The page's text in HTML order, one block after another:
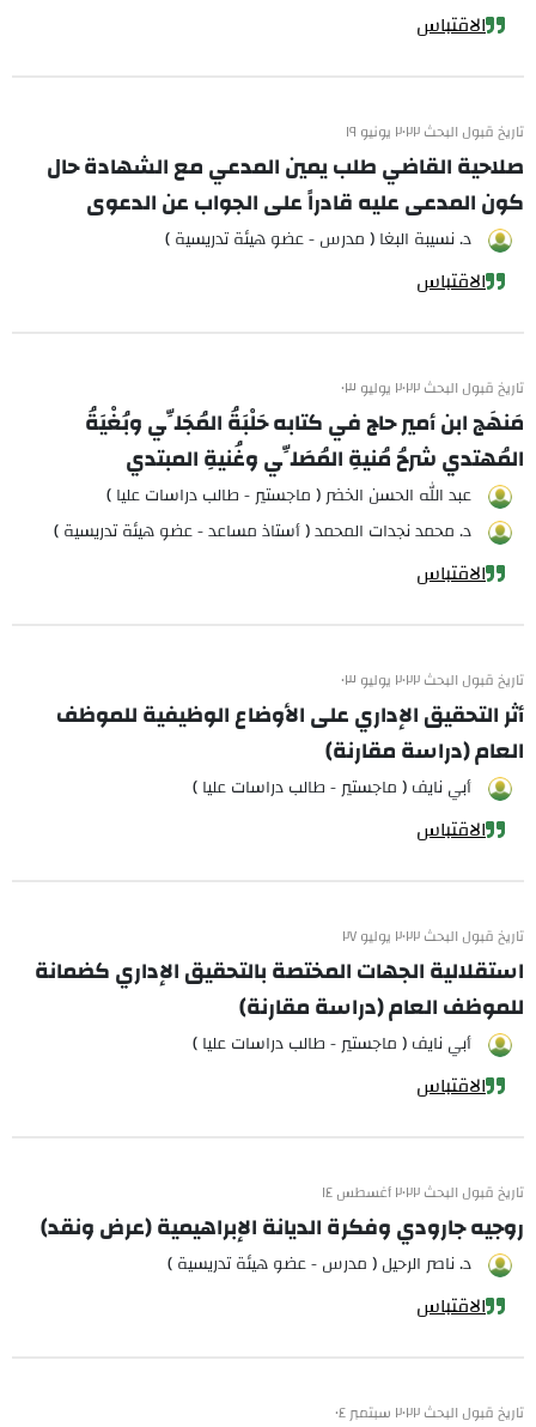
الاقتباس
تاريخ قبول البحث ٢٠٢٢ يونيو ١٩
صلاحية القاضي طلب يمين المدعي مع الشهادة حال
كون المدعى عليه قادراً على الجواب عن الدعوى
د. نسيبة البغا ( مدرس - عضو هيئة تدريسية )
الاقتباس
تاريخ قبول البحث ٢٠٢٢ يوليو ٠٣
مَنهَج ابن أمير حاج في كتابه حَلْبَةُ المُجَلِّي وبُغْيَةُ
المُهتدي شرحُ مُنيةِ المُصَلِّي وغُنيةِ المبتدي
عبد الله الحسن الخضر ( ماجستير - طالب دراسات عليا )
د. محمد نجدات المحمد ( أستاذ مساعد - عضو هيئة تدريسية )
الاقتباس
تاريخ قبول البحث ٢٠٢٢ يوليو ٠٣
أثر التحقيق الإداري على الأوضاع الوظيفية للموظف
العام (دراسة مقارنة)
أبي نايف ( ماجستير - طالب دراسات عليا )
الاقتباس
تاريخ قبول البحث ٢٠٢٢ يوليو ٢٧
استقلالية الجهات المختصة بالتحقيق الإداري كضمانة
للموظف العام (دراسة مقارنة)
أبي نايف ( ماجستير - طالب دراسات عليا )
الاقتباس
تاريخ قبول البحث ٢٠٢٢ أغسطس ١٤
روجيه جارودي وفكرة الديانة الإبراهيمية (عرض ونقد)
د. ناصر الرحيل ( مدرس - عضو هيئة تدريسية )
الاقتباس
تاريخ قبول البحث ٢٠٢٢ سبتمبر ٠٤